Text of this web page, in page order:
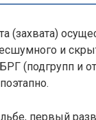
(захвата)
и
(подгрупп и
первый